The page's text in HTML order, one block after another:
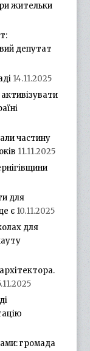
жительки
депутат
14.11.2025
частину
11.11.2025
для
є 10.11.2025
для
громада